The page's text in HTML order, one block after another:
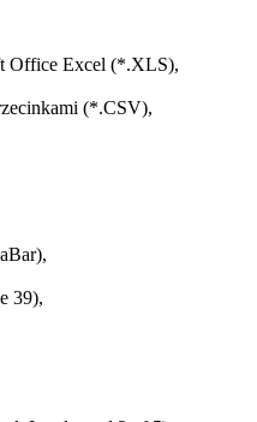
Office Excel (*.XLS),
(*.CSV),
39),